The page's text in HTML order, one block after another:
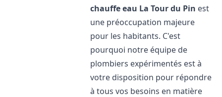
chauffe eau La Tour du Pin est
une préoccupation majeure
pour les habitants. C'est
pourquoi notre équipe de
plombiers expérimentés est à
votre disposition pour répondre
à tous vos besoins en matière